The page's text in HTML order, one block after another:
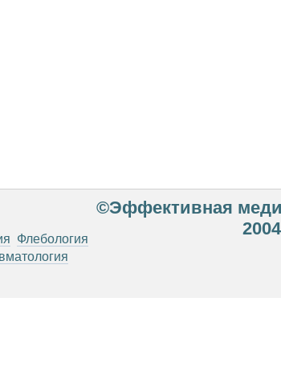
Флебология
©Эффективная